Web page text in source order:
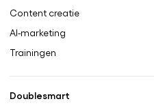
Content creatie
AI-marketing
Trainingen
Doublesmart